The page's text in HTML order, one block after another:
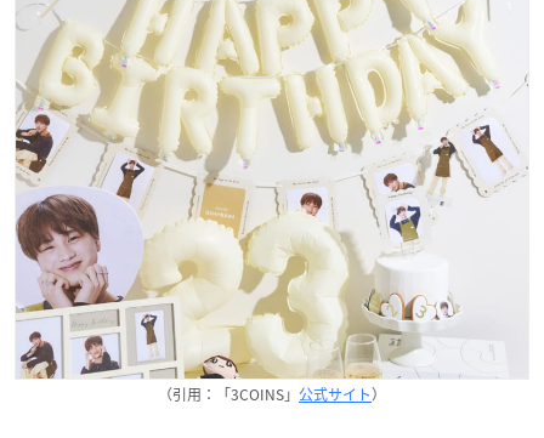
（引用：「3COINS」 公式サイト）